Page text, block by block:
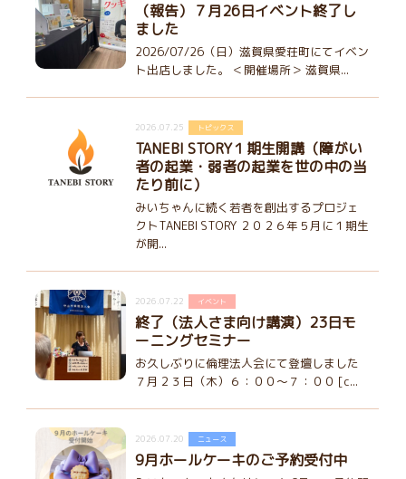
（報告）７月26日イベント終了し
ました
2026/07/26（日）滋賀県愛荘町にてイベン
ト出店しました。 ＜開催場所＞ 滋賀県...
2026.07.25 トピックス
TANEBI STORY１期生開講（障がい
者の起業・弱者の起業を世の中の当
たり前に）
みいちゃんに続く若者を創出するプロジェ
クトTANEBI STORY ２０２６年５月に１期生
が開...
2026.07.22 イベント
終了（法人さま向け講演）23日モ
ーニングセミナー
お久しぶりに倫理法人会にて登壇しました
７月２３日（木）６：００～７：００ [c...
2026.07.20 ニュース
9月ホールケーキのご予約受付中